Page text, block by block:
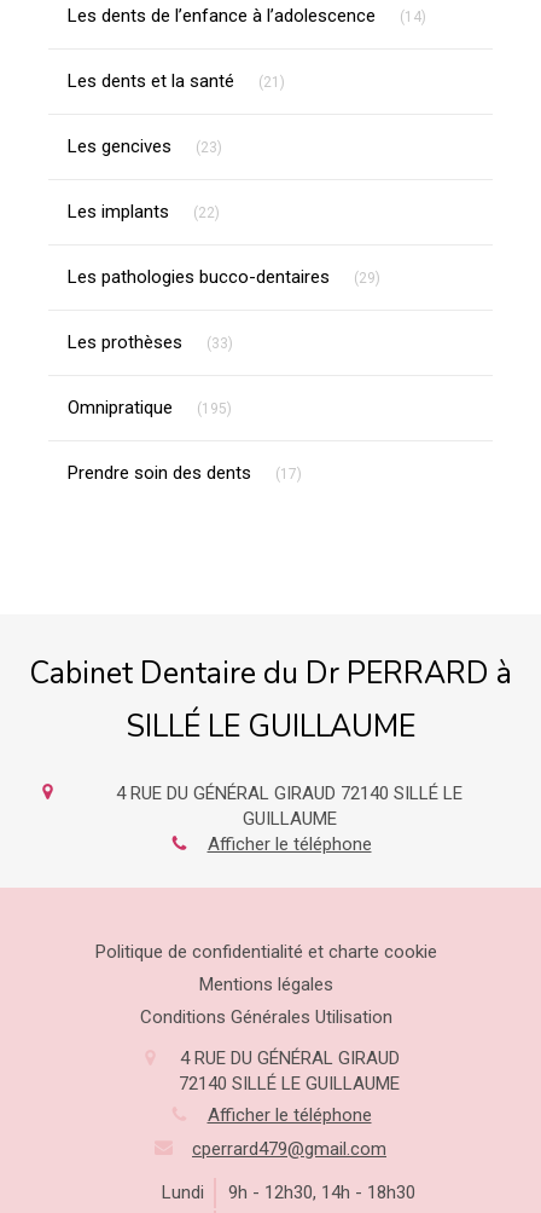
Les dents de l’enfance à l’adolescence (14)
Les dents et la santé (21)
Les gencives (23)
Les implants (22)
Les pathologies bucco-dentaires (29)
Les prothèses (33)
Omnipratique (195)
Prendre soin des dents (17)
Cabinet Dentaire du Dr PERRARD à
SILLÉ LE GUILLAUME
4 RUE DU GÉNÉRAL GIRAUD 72140 SILLÉ LE
GUILLAUME
Afficher le téléphone
Politique de confidentialité et charte cookie
Mentions légales
Conditions Générales Utilisation
4 RUE DU GÉNÉRAL GIRAUD
72140 SILLÉ LE GUILLAUME
Afficher le téléphone
cperrard479@gmail.com
Lundi 9h - 12h30, 14h - 18h30